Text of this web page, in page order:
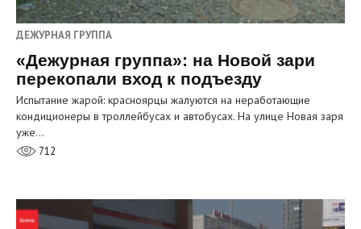
ДЕЖУРНАЯ ГРУППА
«Дежурная группа»: на Новой зари
перекопали вход к подъезду
Испытание жарой: красноярцы жалуются на неработающие
кондиционеры в троллейбусах и автобусах. На улице Новая заря
уже…
712